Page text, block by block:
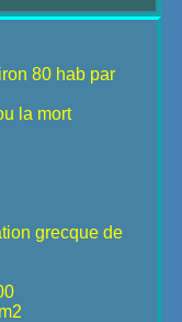
80 hab par
la mort
grecque de